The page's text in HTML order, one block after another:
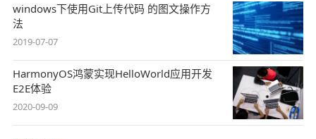
windows下使用Git上传代码 的图文操作方
法
2019-07-07
HarmonyOS鸿蒙实现HelloWorld应用开发
E2E体验
2020-09-09